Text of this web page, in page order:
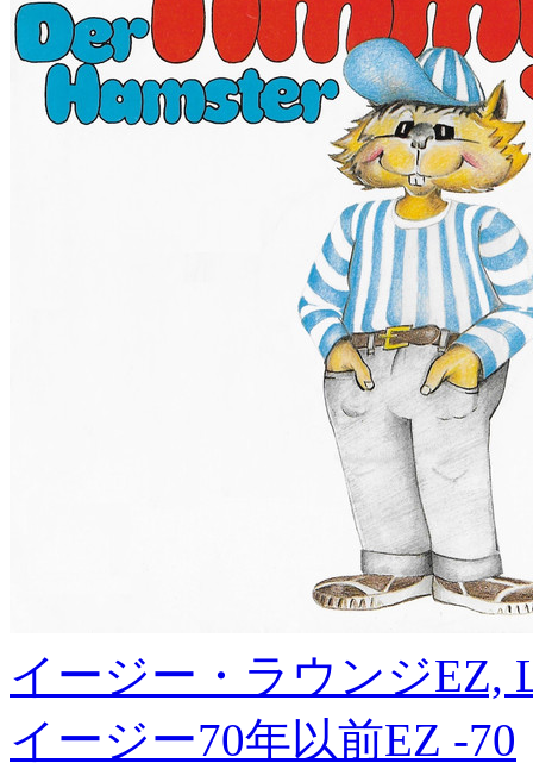
イージー・ラウンジEZ,
イージー70年以前EZ -70